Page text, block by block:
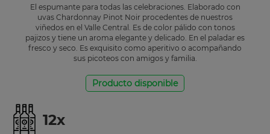
El espumante para todas las celebraciones. Elaborado con
uvas Chardonnay Pinot Noir procedentes de nuestros
viñedos en el Valle Central. Es de color pálido con tonos
pajizos y tiene un aroma elegante y delicado. En el paladar es
fresco y seco. Es exquisito como aperitivo o acompañando
sus picoteos con amigos y familia.
Producto disponible
12x